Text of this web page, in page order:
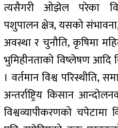
त्यसैगरी ओझेल परेका
पशुपालन क्षेत्र, यसको
अवस्था र चुनौति, कृषिमा
भुमिहीनताको विष्लेषण आदि
। वर्तमान विश्व परिस्थीति,
अन्तर्राष्ट्रिय किसान
विश्वव्यापीकरणको